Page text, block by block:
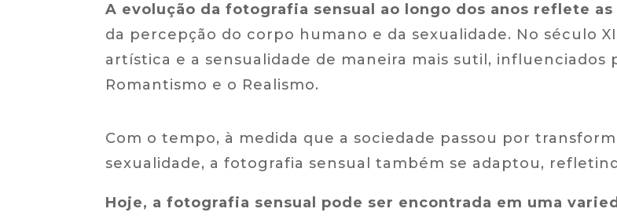
A evolução da fotografia sensual ao longo dos anos reflete
da percepção do corpo humano e da sexualidade. No século
artística e a sensualidade de maneira mais sutil,
Romantismo e o Realismo.
Com o tempo, à medida que a sociedade passou por
sexualidade, a fotografia sensual também se adaptou,
Hoje, a fotografia sensual pode ser encontrada em uma